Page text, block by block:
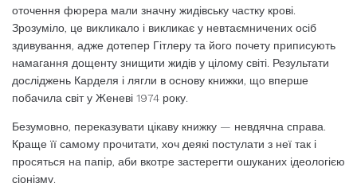
оточення фюрера мали значну жидівську частку крові.
Зрозуміло, це викликало і викликає у невтаємничених осіб
здивування, адже дотепер Гітлеру та його почету приписують
намагання дощенту знищити жидів у цілому світі. Результати
досліджень Карделя і лягли в основу книжки, що вперше
побачила світ у Женеві 1974 року.
Безумовно, переказувати цікаву книжку — невдячна справа.
Краще її самому прочитати, хоч деякі постулати з неї так і
просяться на папір, аби вкотре застерегти ошуканих ідеологією
сіонізму.